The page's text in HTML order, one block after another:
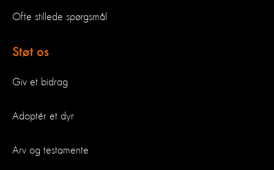
Ofte stillede spørgsmål
Støt os
Giv et bidrag
Adoptér et dyr
Arv og testamente